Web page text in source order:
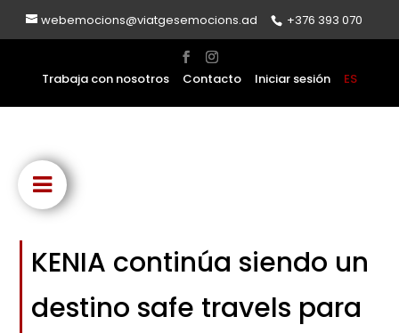
webemocions@viatgesemocions.ad +376 393 070
Trabaja con nosotros Contacto Iniciar sesión ES
KENIA continúa siendo un
destino safe travels para